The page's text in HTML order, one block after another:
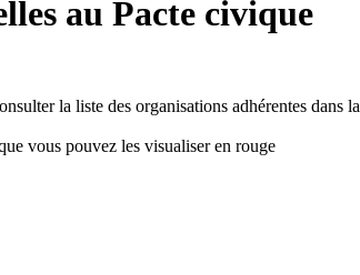
au Pacte civique
la liste des organisations adhérentes dans la
vous pouvez les visualiser en rouge